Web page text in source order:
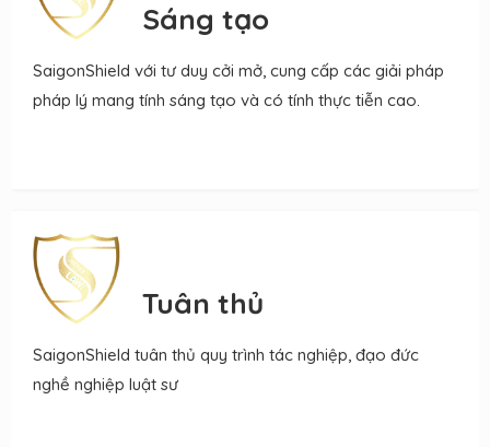
Sáng tạo
SaigonShield với tư duy cởi mở, cung cấp các giải pháp
pháp lý mang tính sáng tạo và có tính thực tiễn cao.
Tuân thủ
SaigonShield tuân thủ quy trình tác nghiệp, đạo đức
nghề nghiệp luật sư